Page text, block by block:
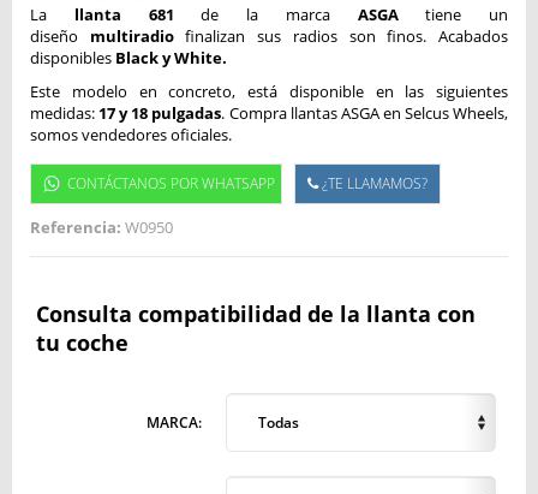
La llanta 681de la marca ASGAtiene un
diseño multiradiofinalizan sus radios son finos. Acabados
disponibles Black y White.
Este modelo en concreto, está disponible en las siguientes
medidas: 17 y 18 pulgadas. Compra llantas ASGA en Selcus Wheels,
somos vendedores oficiales.
CONTÁCTANOS POR WHATSAPP ¿TE LLAMAMOS?
Referencia: W0950
Consulta compatibilidad de la llanta con
tu coche
MARCA: Todas